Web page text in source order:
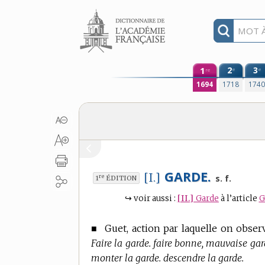
Aller au contenu
1 re
1694
2e
1718
3e
1740
1re ÉDITION [I.] GARDE. s. f.
↪ voir aussi : [II.] Garde à l’article
■Guet, action par laquelle on
Faire la garde. faire bonne, mauvaise
monter la garde. descendre la garde.